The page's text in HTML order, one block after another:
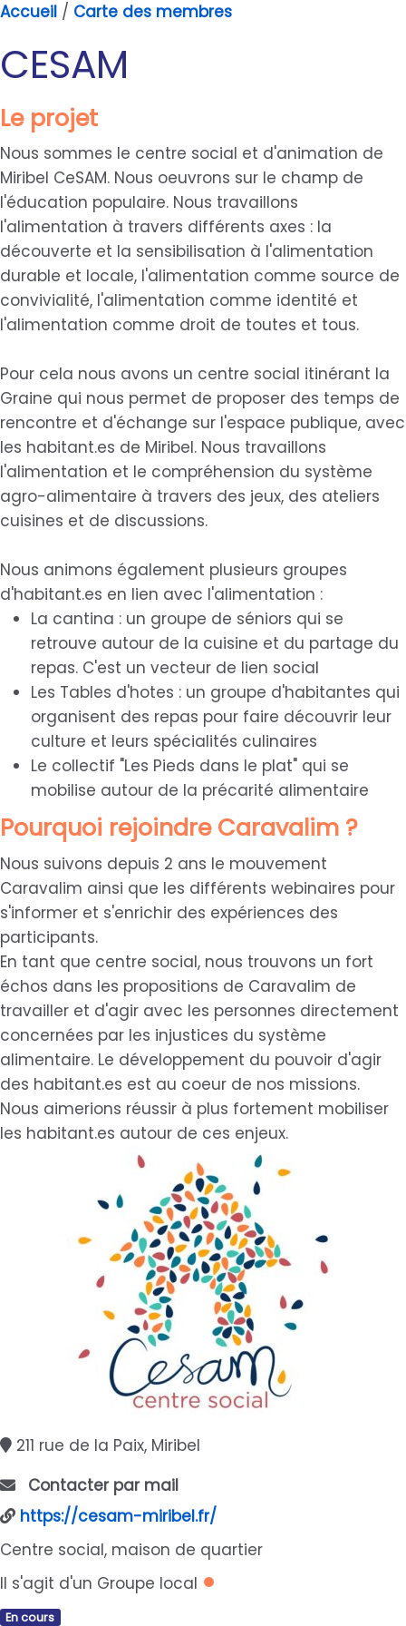
Accueil / Carte des membres
CESAM
Le projet
Nous sommes le centre social et d'animation de
Miribel CeSAM. Nous oeuvrons sur le champ de
l'éducation populaire. Nous travaillons
l'alimentation à travers différents axes : la
découverte et la sensibilisation à l'alimentation
durable et locale, l'alimentation comme source de
convivialité, l'alimentation comme identité et
l'alimentation comme droit de toutes et tous.
Pour cela nous avons un centre social itinérant la
Graine qui nous permet de proposer des temps de
rencontre et d'échange sur l'espace publique, avec
les habitant.es de Miribel. Nous travaillons
l'alimentation et le compréhension du système
agro-alimentaire à travers des jeux, des ateliers
cuisines et de discussions.
Nous animons également plusieurs groupes
d'habitant.es en lien avec l'alimentation :
La cantina : un groupe de séniors qui se
retrouve autour de la cuisine et du partage du
repas. C'est un vecteur de lien social
Les Tables d'hotes : un groupe d'habitantes qui
organisent des repas pour faire découvrir leur
culture et leurs spécialités culinaires
Le collectif "Les Pieds dans le plat" qui se
mobilise autour de la précarité alimentaire
Pourquoi rejoindre Caravalim ?
Nous suivons depuis 2 ans le mouvement
Caravalim ainsi que les différents webinaires pour
s'informer et s'enrichir des expériences des
participants.
En tant que centre social, nous trouvons un fort
échos dans les propositions de Caravalim de
travailler et d'agir avec les personnes directement
concernées par les injustices du système
alimentaire. Le développement du pouvoir d'agir
des habitant.es est au coeur de nos missions.
Nous aimerions réussir à plus fortement mobiliser
les habitant.es autour de ces enjeux.
211 rue de la Paix, Miribel
Contacter par mail
https://cesam-miribel.fr/
Centre social, maison de quartier
Il s'agit d'un Groupe local
En cours